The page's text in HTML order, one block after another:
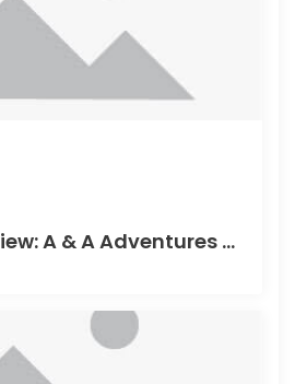
Comiclist Preview: A & A Adventures of Archerin ja Armstrong#11